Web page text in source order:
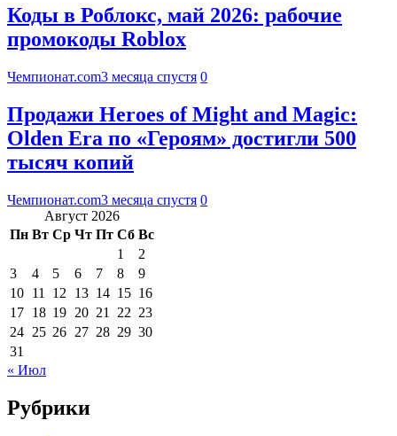
Коды в Роблокс, май 2026: рабочие
промокоды Roblox
Чемпионат.com3 месяца спустя 0
Продажи Heroes of Might and Magic:
Olden Era по «Героям» достигли 500
тысяч копий
Чемпионат.com3 месяца спустя 0
Август 2026
Пн Вт Ср Чт Пт Сб Вс
1
2
3
4 5 6 7 8
9
10 11 12 13 14 15 16
17 18 19 20 21 22 23
24 25 26 27 28 29 30
31
« Июл
Рубрики